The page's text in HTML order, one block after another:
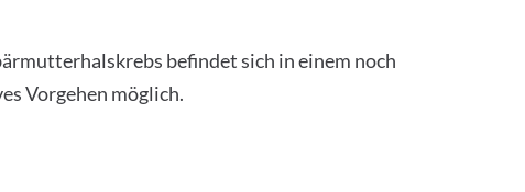
befindet sich in einem noch
Vorgehen möglich.